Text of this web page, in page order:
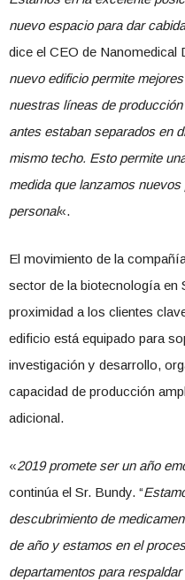
nuevo espacio para dar
dice el CEO de Nanomedical
nuevo edificio permite
nuestras líneas de
antes estaban separados en
mismo techo. Esto permite
medida que lanzamos
personal«.
El movimiento de la
sector de la biotecnología en
proximidad a los clientes
edificio está equipado para
investigación y desarrollo,
capacidad de producción
adicional.
«2019 promete ser un año
continúa el Sr. Bundy. “
descubrimiento de
de año y estamos en el
departamentos para